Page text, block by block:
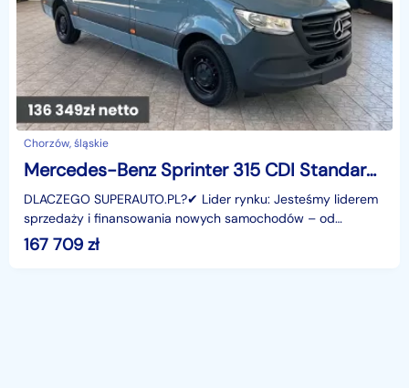
Chorzów, śląskie
Mercedes-Benz Sprinter 315 CDI Standard PRO 315 CDI Standard PRO 1.9 150KM
DLACZEGO SUPERAUTO.PL?✔ Lider rynku: Jesteśmy liderem
sprzedaży i finansowania nowych samochodów – od
osobowych, przez dostawcze, po segment premium.✔
Zaufanie
167 709 zł